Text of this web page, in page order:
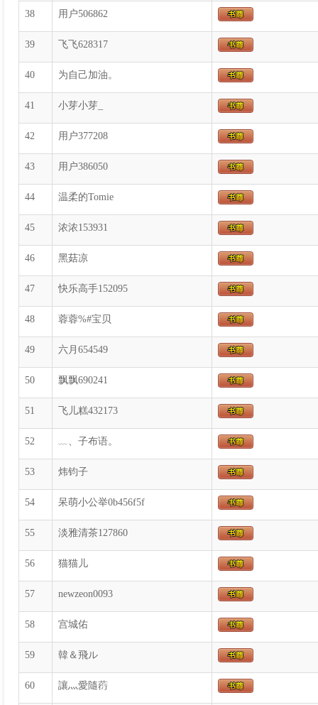
38 用户506862
39 飞飞628317
40 为自己加油。
41 小芽小芽_
42 用户377208
43 用户386050
44 温柔的Tomie
45 浓浓153931
46 黑菇凉
47 快乐高手152095
48 蓉蓉%#宝贝
49 六月654549
50 飘飘690241
51 飞儿糕432173
52 ﹏、子布语。
53 炜钧子
54 呆萌小公举0b456f5f
55 淡雅清茶127860
56 猫猫儿
57 newzeon0093
58 宫城佑
59 韓＆飛ル
60 讓灬愛隨葕